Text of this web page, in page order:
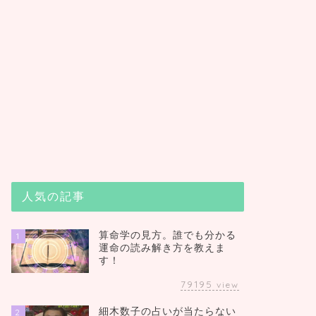
人気の記事
1
算命学の見方。誰でも分かる
運命の読み解き方を教えま
す！
79195 view
2 細木数子の占いが当たらない